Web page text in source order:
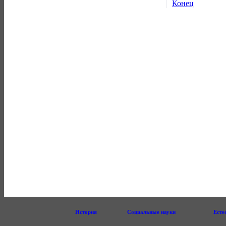
Конец
История Социальные науки